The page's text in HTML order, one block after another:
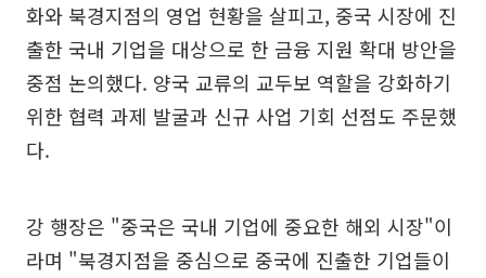
화와 북경지점의 영업 현황을 살피고, 중국 시장에 진
출한 국내 기업을 대상으로 한 금융 지원 확대 방안을
중점 논의했다. 양국 교류의 교두보 역할을 강화하기
위한 협력 과제 발굴과 신규 사업 기회 선점도 주문했
다.
강 행장은 "중국은 국내 기업에 중요한 해외 시장"이
라며 "북경지점을 중심으로 중국에 진출한 기업들이